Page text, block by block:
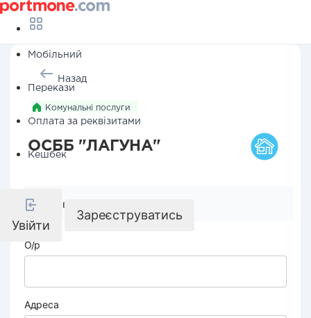
Мобільний
Перекази
Оплата за реквізитами
Кешбек
Увійти
Зареєструватись
Назад
Комунальні послуги
ОСББ "ЛАГУНА"
Реквізити компанії
О/р
Адреса